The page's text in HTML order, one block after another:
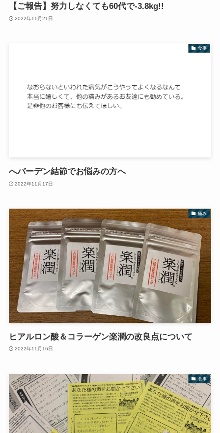
【ご報告】努力しなくても60代で-3.8kg!!
2022年11月21日
食事
へバーデン結節でお悩みの方へ
2022年11月17日
痛み
ヒアルロン酸＆コラーゲン楽潤の改良点について
2022年11月16日
食事